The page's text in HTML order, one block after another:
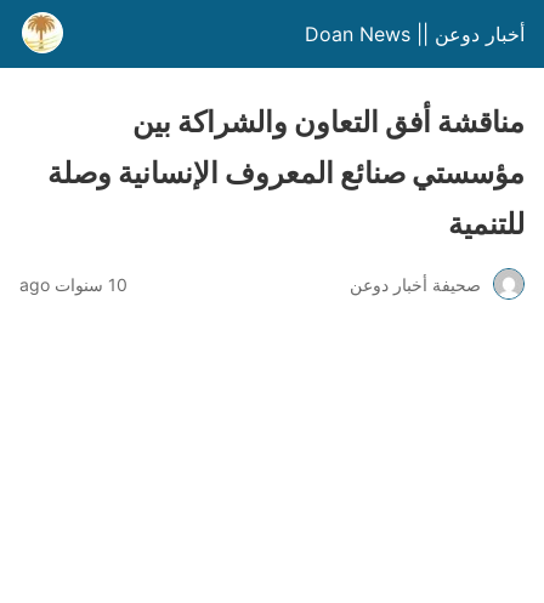
أخبار دوعن || Doan News
مناقشة أفق التعاون والشراكة بين
مؤسستي صنائع المعروف الإنسانية وصلة
للتنمية
صحيفة أخبار دوعن 10 سنوات ago